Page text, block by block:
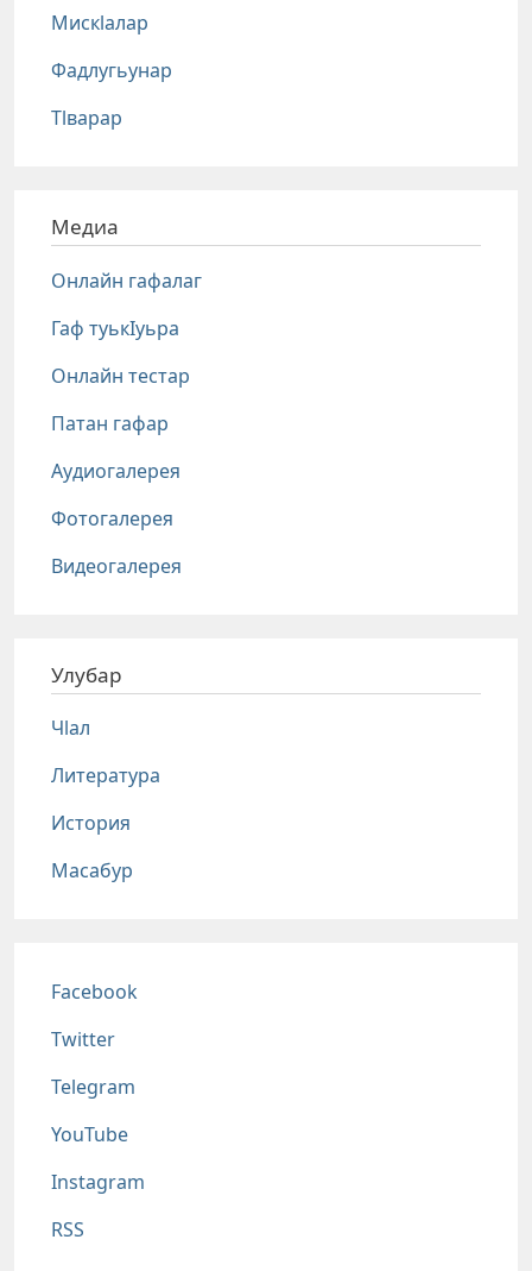
Мискlалар
Фадлугьунар
Тlварар
Медиа
Онлайн гафалаг
Гаф туькIуьра
Онлайн тестар
Патан гафар
Аудиогалерея
Фотогалерея
Видеогалерея
Улубар
Чlал
Литература
История
Масабур
Соц сети
Facebook
Twitter
Telegram
YouTube
Instagram
RSS